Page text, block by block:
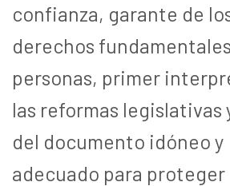
confianza, garante de
derechos
personas, primer
las reformas legislativas
del documento idóneo y
adecuado para proteger